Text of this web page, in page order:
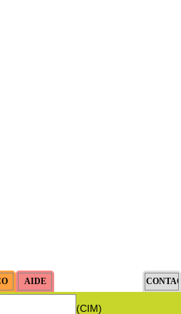
(CIM)